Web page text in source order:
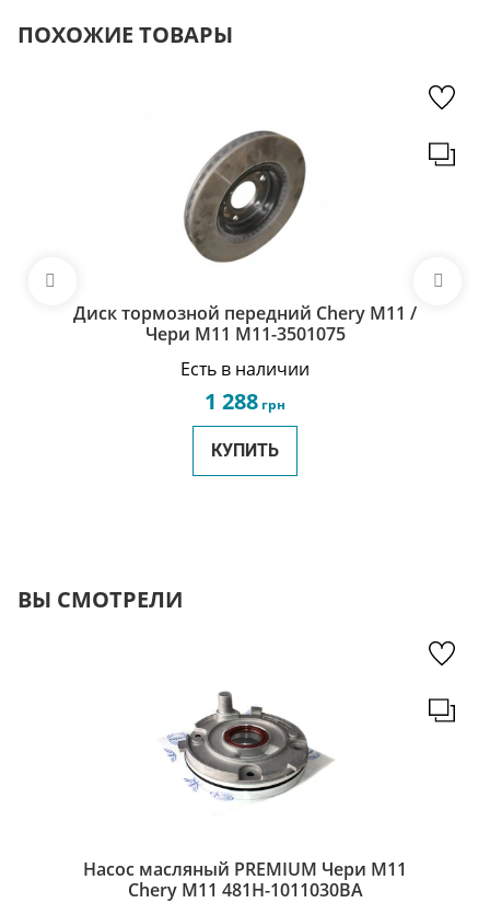
ПОХОЖИЕ ТОВАРЫ
Диск тормозной передний Chery M11 /
Чери М11 M11-3501075
Есть в наличии
1 288 грн
КУПИТЬ
ВЫ СМОТРЕЛИ
Насос масляный PREMIUM Чери М11
Chery M11 481H-1011030BA